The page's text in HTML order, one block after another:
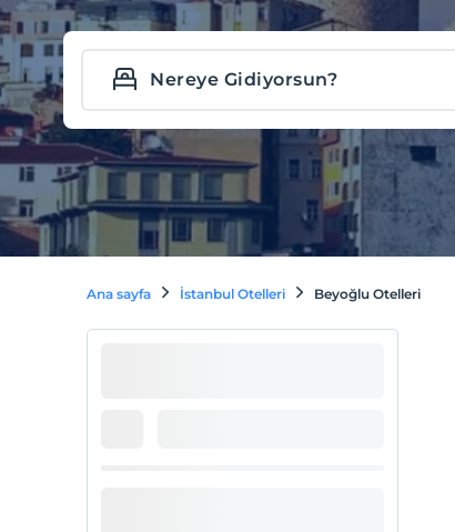
Ana sayfa İstanbul Otelleri Beyoğlu Otelleri